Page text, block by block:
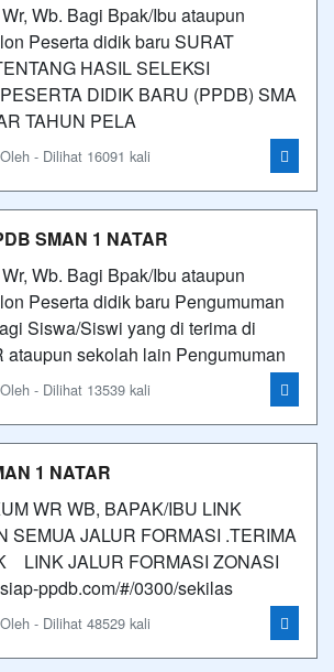
Wb. Bagi Bpak/Ibu ataupun
Peserta didik baru SURAT
HASIL SELEKSI
DIDIK BARU (PPDB) SMA
TAHUN PELA
- Dilihat 16091 kali
SMAN 1 NATAR
Wb. Bagi Bpak/Ibu ataupun
Peserta didik baru Pengumuman
Siswa/Siswi yang di terima di
ataupun sekolah lain Pengumuman
- Dilihat 13539 kali
1 NATAR
WR WB, BAPAK/IBU LINK
SEMUA JALUR FORMASI .TERIMA
LINK JALUR FORMASI ZONASI
ppdb.com/#/0300/sekilas
- Dilihat 48529 kali